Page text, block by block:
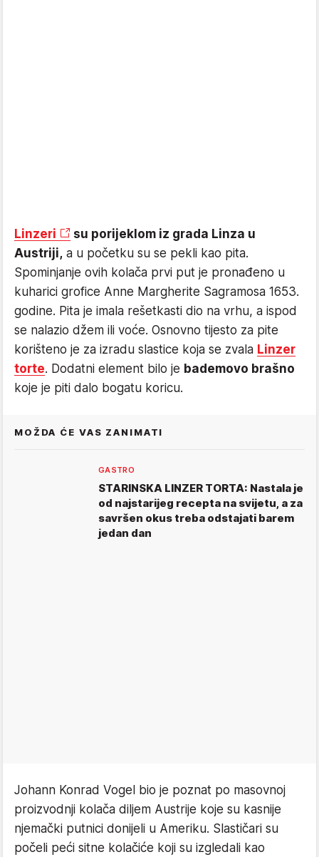
Linzeri
su porijeklom iz grada Linza u
Austriji, a u početku su se pekli kao pita.
Spominjanje ovih kolača prvi put je pronađeno u
kuharici grofice Anne Margherite Sagramosa 1653.
godine. Pita je imala rešetkasti dio na vrhu, a ispod
se nalazio džem ili voće. Osnovno tijesto za pite
korišteno je za izradu slastice koja se zvala Linzer
torte. Dodatni element bilo je bademovo brašno
koje je piti dalo bogatu koricu.
MOŽDA ĆE VAS ZANIMATI
GASTRO
STARINSKA LINZER TORTA: Nastala je
od najstarijeg recepta na svijetu, a za
savršen okus treba odstajati barem
jedan dan
Johann Konrad Vogel bio je poznat po masovnoj
proizvodnji kolača diljem Austrije koje su kasnije
njemački putnici donijeli u Ameriku. Slastičari su
počeli peći sitne kolačiće koji su izgledali kao